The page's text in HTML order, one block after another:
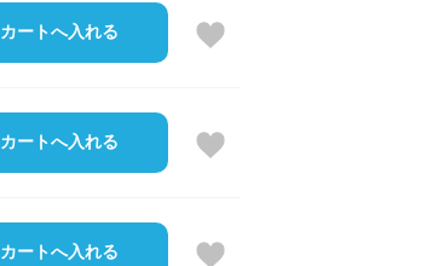
カートへ入れる
カートへ入れる
カートへ入れる